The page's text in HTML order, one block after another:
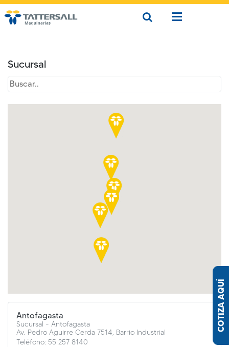
COTIZA AQUÍ
Sucursal
Antofagasta
Sucursal - Antofagasta
Av. Pedro Aguirre Cerda 7514, Barrio Industrial
Teléfono: 55 257 8140